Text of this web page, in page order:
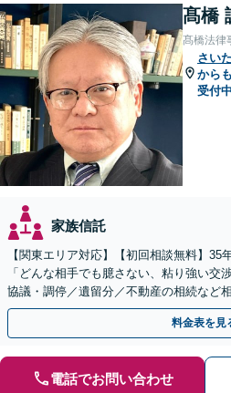
髙橋
髙橋法律
さい
から
受付中
家族信託
【関東エリア対応】【初回相談無料】35
「どんな相手でも臆さない、粘り強い交
協議・調停／遺留分／不動産の相続など
ください。遺言書や生前贈与など生前対
料金表を見
電話でお問い合わせ